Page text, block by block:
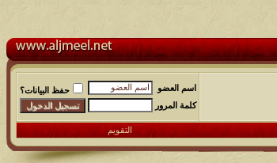
اسم العضو
حفظ البيانات؟
كلمة المرور
التقويم